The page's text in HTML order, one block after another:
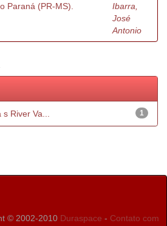
Paraná (PR-MS).
Ibarra,
José
Antonio
1
River Va...
© 2002-2010 Duraspace - Contato com